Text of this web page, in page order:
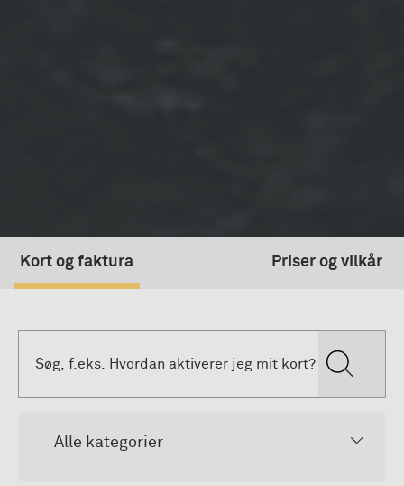
Kort og faktura Priser og vilkår
Alle kategorier